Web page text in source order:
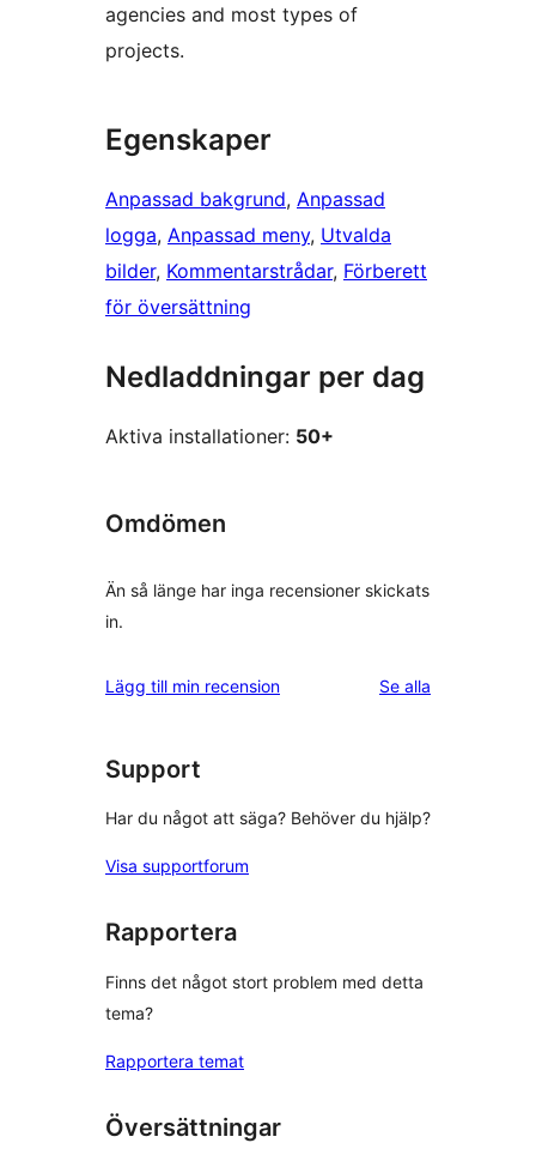
agencies and most types of
projects.
Egenskaper
Anpassad bakgrund, Anpassad
logga, Anpassad meny, Utvalda
bilder, Kommentarstrådar, Förberett
för översättning
Nedladdningar per dag
Aktiva installationer: 50+
Omdömen
Än så länge har inga recensioner skickats
in.
Lägg till min recension Se alla
Support
Har du något att säga? Behöver du hjälp?
Visa supportforum
Rapportera
Finns det något stort problem med detta
tema?
Rapportera temat
Översättningar